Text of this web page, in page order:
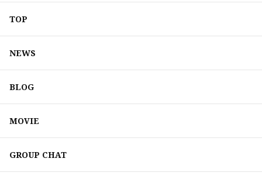
TOP
NEWS
BLOG
MOVIE
GROUP CHAT